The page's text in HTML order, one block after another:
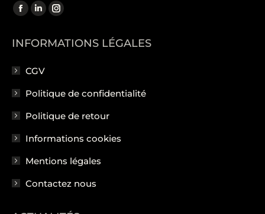
Trouvez nous sur :
La
Facebook
dans
une
fenêtre
La
LinkedIn
dans
une
fenêtre
La
Instagram
une
fenêtre
INFORMATIONS LÉGALES
CGV
Politique de confidentialité
Politique de retour
Informations cookies
Mentions légales
Contactez nous